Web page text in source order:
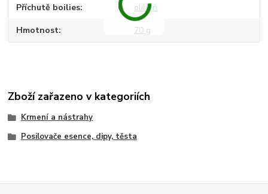
Příchutě boilies oliheň
Hmotnost 70 g
Zboží zařazeno v kategoriích
Krmení a nástrahy
Posilovače esence, dipy, těsta